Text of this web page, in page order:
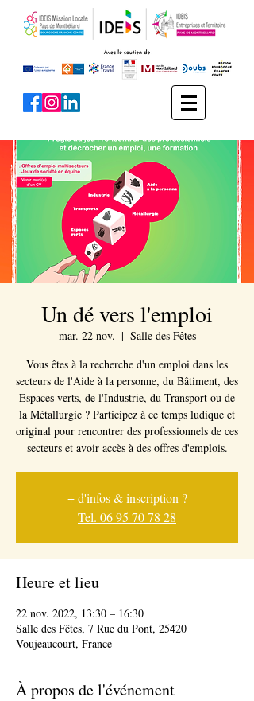
Un dé vers l'emploi
mar. 22 nov.
  |
Salle des Fêtes
Vous êtes à la recherche d'un emploi dans les
secteurs de l'Aide à la personne, du Bâtiment, des
Espaces verts, de l'Industrie, du Transport ou de
la Métallurgie ? Participez à ce temps ludique et
original pour rencontrer des professionnels de ces
secteurs et avoir accès à des offres d'emplois.
+ d'infos & inscription ?
Tel. 06 95 70 78 28
Heure et lieu
22 nov. 2022, 13:30 – 16:30
Salle des Fêtes, 7 Rue du Pont, 25420
Voujeaucourt, France
À propos de l'événement